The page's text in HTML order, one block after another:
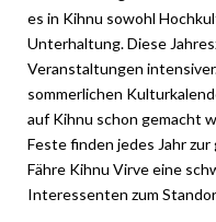
es in Kihnu sowohl
Unterhaltung. Diese
Veranstaltungen
sommerlichen
auf Kihnu schon gemacht
Feste finden jedes Jahr
Fähre Kihnu Virve eine
Interessenten zum